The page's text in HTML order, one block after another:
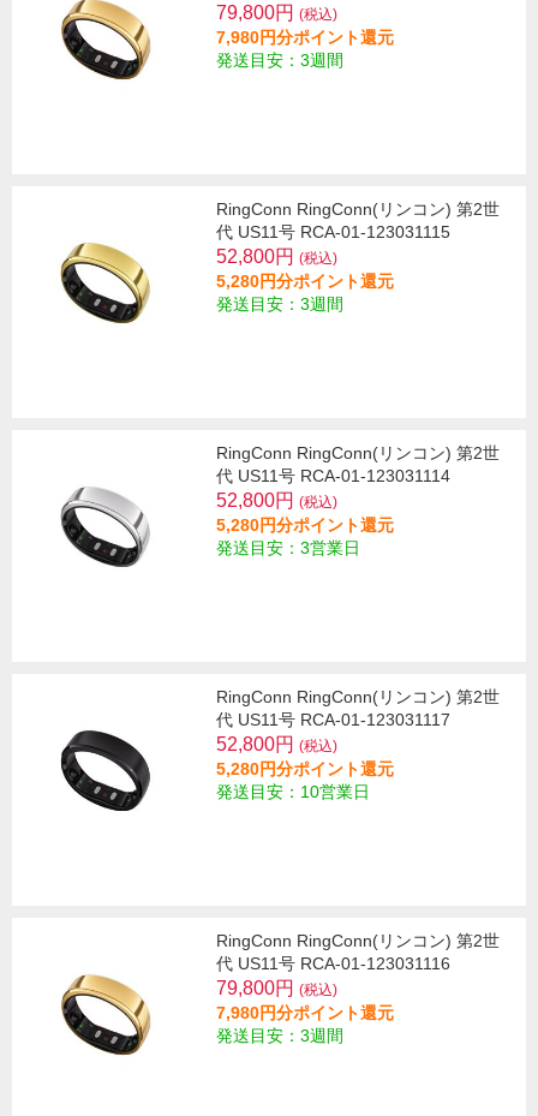
79,800円 (税込)
7,980円分ポイント還元
発送目安：3週間
RingConn RingConn(リンコン) 第2世
代 US11号 RCA-01-123031115
52,800円 (税込)
5,280円分ポイント還元
発送目安：3週間
RingConn RingConn(リンコン) 第2世
代 US11号 RCA-01-123031114
52,800円 (税込)
5,280円分ポイント還元
発送目安：3営業日
RingConn RingConn(リンコン) 第2世
代 US11号 RCA-01-123031117
52,800円 (税込)
5,280円分ポイント還元
発送目安：10営業日
RingConn RingConn(リンコン) 第2世
代 US11号 RCA-01-123031116
79,800円 (税込)
7,980円分ポイント還元
発送目安：3週間